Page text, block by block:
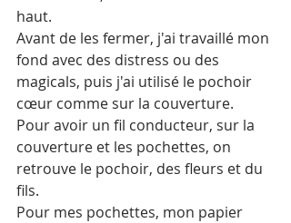
haut.
Avant de les fermer, j'ai travaillé mon
fond avec des distress ou des
magicals, puis j'ai utilisé le pochoir
cœur comme sur la couverture.
Pour avoir un fil conducteur, sur la
couverture et les pochettes, on
retrouve le pochoir, des fleurs et du
fils.
Pour mes pochettes, mon papier